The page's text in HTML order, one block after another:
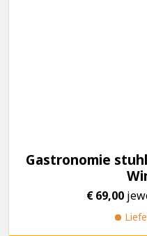
Gastronomie
€69,00